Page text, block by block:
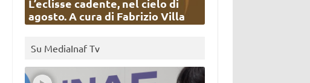
L’eclisse cadente, nel cielo di
agosto. A cura di Fabrizio Villa
Su MediaInaf Tv